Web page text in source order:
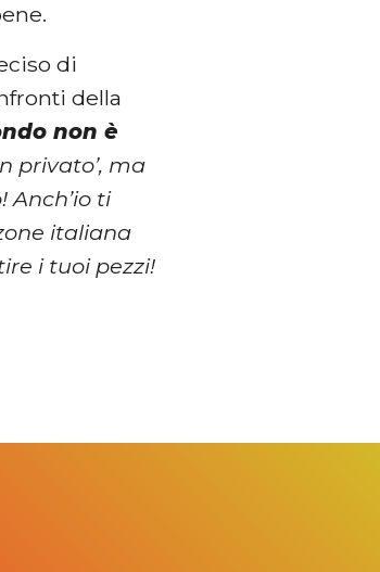
di
della
non è
privato’, ma
ti
italiana
i tuoi pezzi!